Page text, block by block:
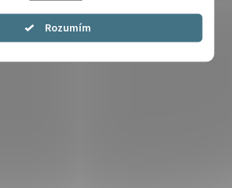
Souhlasím